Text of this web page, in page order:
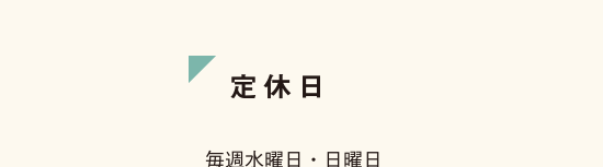
定休日
毎週水曜日・日曜日